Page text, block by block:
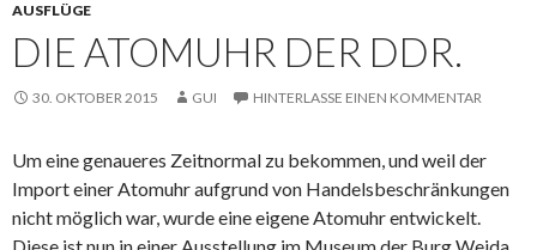
AUSFLÜGE
DIE ATOMUHR DER DDR.
30. OKTOBER 2015 GUI HINTERLASSE EINEN KOMMENTAR
Um eine genaueres Zeitnormal zu bekommen, und weil der
Import einer Atomuhr aufgrund von Handelsbeschränkungen
nicht möglich war, wurde eine eigene Atomuhr entwickelt.